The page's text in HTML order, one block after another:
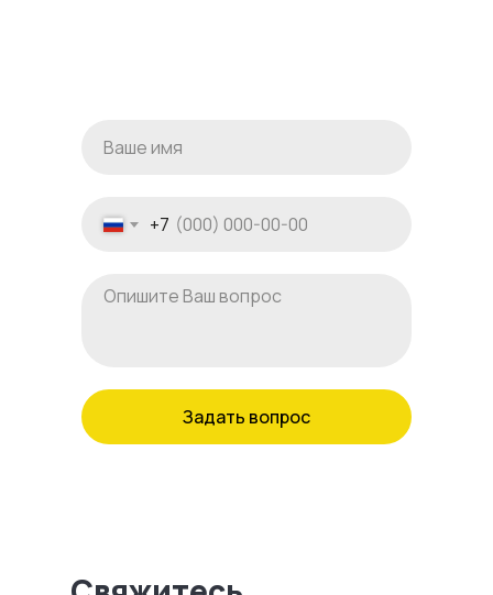
+7
Задать вопрос